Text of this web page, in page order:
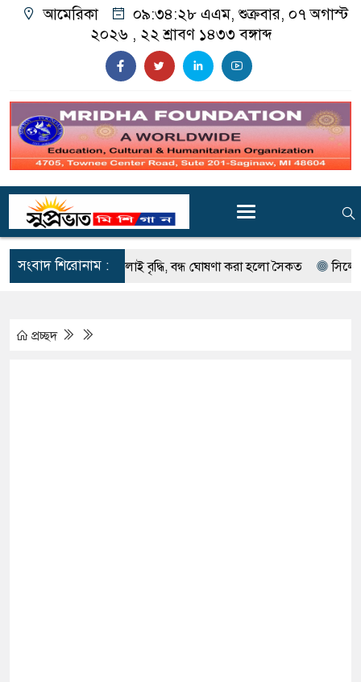
আমেরিকা ০৯:৩৪:৩০ এএম, শুক্রবার, ০৭ অগাস্ট
২০২৬ , ২২ শ্রাবণ ১৪৩৩ বঙ্গাব্দ
সংবাদ শিরোনাম :
ই. কোলাই বৃদ্ধি, বন্ধ ঘোষণা করা হলো সৈকত সিলেটে দুই বাসের
প্রচ্ছদ